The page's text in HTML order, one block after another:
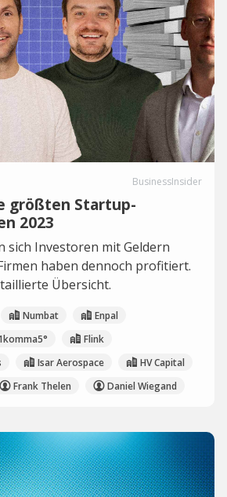
BusinessInsider
größten Startup-
2023
sich Investoren mit Geldern
haben dennoch profitiert.
Übersicht.
Numbat
Enpal
Flink
Isar Aerospace
HV Capital
Frank Thelen Daniel Wiegand